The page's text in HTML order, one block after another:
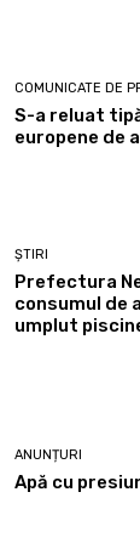
COMUNICATE DE
S-a reluat
europene de
ȘTIRI
Prefectura
consumul de
umplut
ANUNȚURI
Apă cu